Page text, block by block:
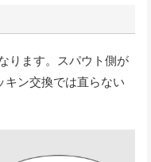
ります。スパウト側が
キン交換では直らない